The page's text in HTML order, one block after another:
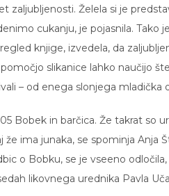
zaljubljenosti. Želela si je
cukanju, je pojasnila. Tako
knjige, izvedela, da
slikanice lahko naučijo
– od enega slonjega mladička
Bobek in barčica. Že takrat so
ima junaka, se spominja Anja
o Bobku, se je vseeno odločila,
likovnega urednika Pavla